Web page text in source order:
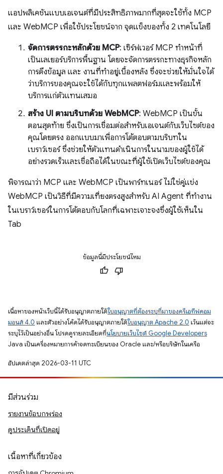
แอปพลิเคชันแบบเอเจนต์ที่มีประสิทธิภาพมากที่สุดจะใช้ทั้ง MCP
และ WebMCP เพื่อใช้ประโยชน์จาก จุดแข็งของทั้ง 2 เทคโนโลยี
จัดการตรรกะหลักด้วย MCP: เซิร์ฟเวอร์ MCP ทำหน้าที่
เป็นเลเยอร์บริการพื้นฐาน โดยจะจัดการตรรกะทางธุรกิจหลัก
การดึงข้อมูล และ งานที่ทำอยู่เบื้องหลัง ซึ่งจะช่วยให้มั่นใจได้
ว่าบริการของคุณจะใช้ได้กับทุกแพลตฟอร์มและพร้อมให้
บริการแก่ตัวแทนเสมอ
สร้าง UI ตามบริบทด้วย WebMCP: WebMCP เป็นขั้น
ตอนสุดท้าย ซึ่งเป็นการเชื่อมต่อสำหรับเอเจนต์กับเว็บไซต์ของ
คุณโดยตรง ออกแบบมาเพื่อการโต้ตอบตามบริบทใน
เบราว์เซอร์ ซึ่งช่วยให้ตัวแทนดำเนินการในนามของผู้ใช้ได้
อย่างรวดเร็วและเชื่อถือได้ในขณะที่ผู้ใช้เปิดเว็บไซต์ของคุณ
พิจารณาว่า MCP และ WebMCP เป็นพาร์ทเนอร์ ไม่ใช่คู่แข่ง
WebMCP เป็นวิธีที่มีความเที่ยงตรงสูงสำหรับ AI Agent ที่ทำงาน
ในเบราว์เซอร์ในการโต้ตอบกับโลกที่เฉพาะเจาะจงซึ่งผู้ใช้เห็นใน
Tab
ข้อมูลนี้มีประโยชน์ไหม
เนื้อหาของหน้าเว็บนี้ได้รับอนุญาตภายใต้ใบอนุญาตที่ต้องระบุที่มาของครีเอทีฟคอม
มอนส์ 4.0 และตัวอย่างโค้ดได้รับอนุญาตภายใต้ใบอนุญาต Apache 2.0 เว้นแต่จะ
ระบุไว้เป็นอย่างอื่น โปรดดูรายละเอียดที่นโยบายเว็บไซต์ Google Developers
Java เป็นเครื่องหมายการค้าจดทะเบียนของ Oracle และ/หรือบริษัทในเครือ
อัปเดตล่าสุด 2026-03-11 UTC
มีส่วนร่วม
รายงานข้อบกพร่อง
ดูประเด็นที่เปิดอยู่
เนื้อหาที่เกี่ยวข้อง